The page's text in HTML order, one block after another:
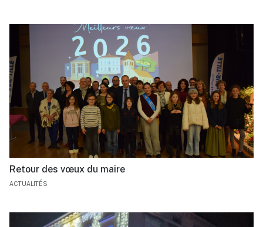
Retour des vœux du maire
ACTUALITÉS